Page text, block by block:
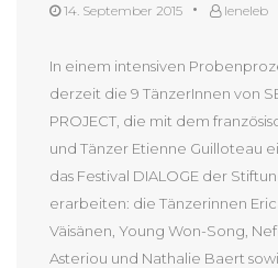
14. September 2015 leneleb
In einem intensiven
derzeit die 9 TänzerInnen von
PROJECT, die mit dem
und Tänzer Etienne Guilloteau
das Festival DIALOGE der
erarbeiten: die Tänzerinnen
Väisänen, Young Won-Song,
Asteriou und Nathalie Baert